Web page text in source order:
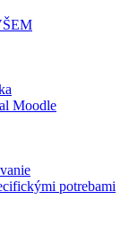
Moodle
potrebami